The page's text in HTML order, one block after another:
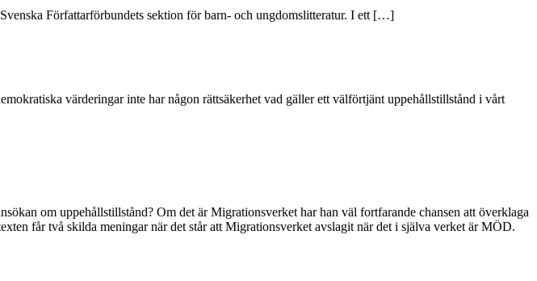
Författarförbundets sektion för barn- och ungdomslitteratur. I ett […]
värderingar inte har någon rättsäkerhet vad gäller ett välförtjänt uppehållstillstånd i vårt
om uppehållstillstånd? Om det är Migrationsverket har han väl fortfarande chansen att överklaga
får två skilda meningar när det står att Migrationsverket avslagit när det i själva verket är MÖD.